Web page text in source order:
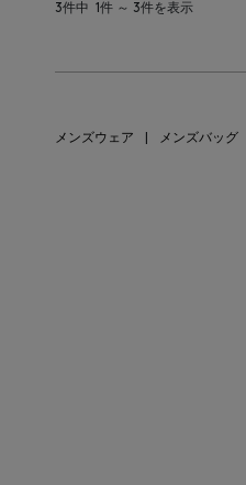
3件中 1件 ～ 3件を表示
メンズウェア メンズバッグ